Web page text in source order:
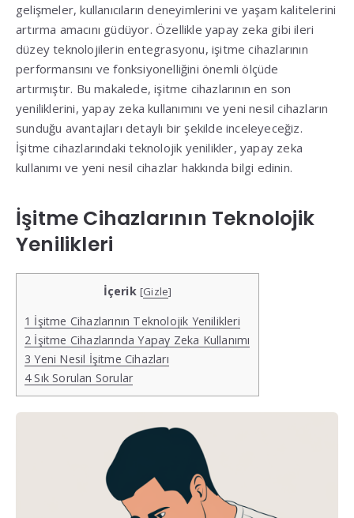
gelişmeler, kullanıcıların deneyimlerini ve yaşam kalitelerini
artırma amacını güdüyor. Özellikle yapay zeka gibi ileri
düzey teknolojilerin entegrasyonu, işitme cihazlarının
performansını ve fonksiyonelliğini önemli ölçüde
artırmıştır. Bu makalede, işitme cihazlarının en son
yeniliklerini, yapay zeka kullanımını ve yeni nesil cihazların
sunduğu avantajları detaylı bir şekilde inceleyeceğiz.
İşitme cihazlarındaki teknolojik yenilikler, yapay zeka
kullanımı ve yeni nesil cihazlar hakkında bilgi edinin.
İşitme Cihazlarının Teknolojik
Yenilikleri
İçerik [Gizle]
1 İşitme Cihazlarının Teknolojik Yenilikleri
2 İşitme Cihazlarında Yapay Zeka Kullanımı
3 Yeni Nesil İşitme Cihazları
4Sık Sorulan Sorular